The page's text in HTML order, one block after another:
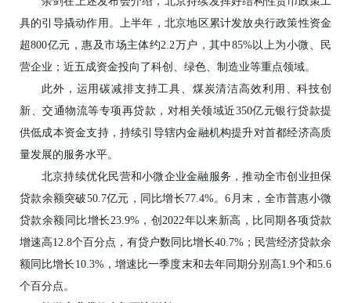
具的引导撬动作用。上半年，北京地区累计发放央行政策性资金
超800亿元，惠及市场主体约2.2万户，其中85%以上为小微、民
营企业；近五成资金投向了科创、绿色、制造业等重点领域。
此外，运用碳减排支持工具、煤炭清洁高效利用、科技创
新、交通物流等专项再贷款，对相关领域近350亿元银行贷款提
供低成本资金支持，持续引导辖内金融机构提升对首都经济高质
量发展的服务水平。
北京持续优化民营和小微企业金融服务，推动全市创业担保
贷款余额突破50.7亿元，同比增长77.4%。6月末，全市普惠小微
贷款余额同比增长23.9%，创2022年以来新高，比同期各项贷款
增速高12.8个百分点，有贷户数同比增长40.7%；民营经济贷款余
额同比增长10.3%，增速比一季度末和去年同期分别高1.9个和5.6
个百分点。